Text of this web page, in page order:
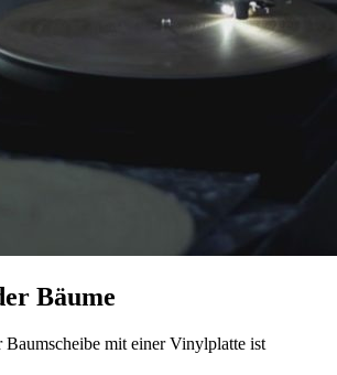
Bäume